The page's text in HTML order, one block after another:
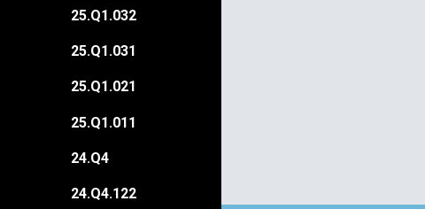
25.Q1.032
25.Q1.031
25.Q1.021
25.Q1.011
24.Q4
24.Q4.122